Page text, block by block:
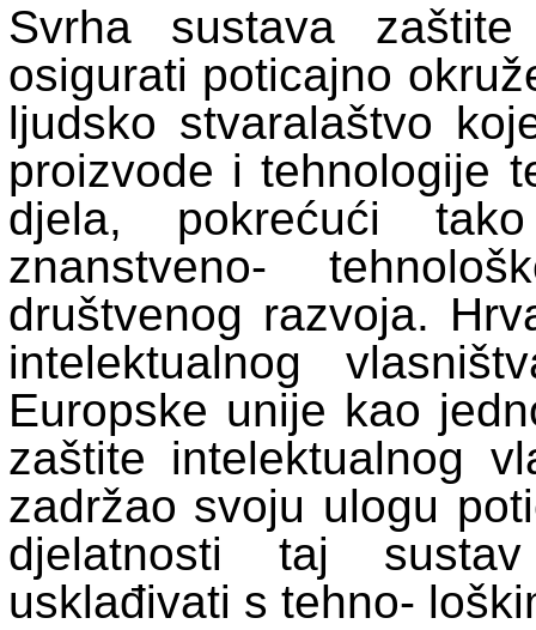
Svrha sustava
osigurati poticajno
ljudsko stvaralaštvo
proizvode i tehnologije
djela, pokrećući tako
znanstveno-
društvenog razvoja.
intelektualnog
Europske unije kao
zaštite intelektualnog
zadržao svoju ulogu
djelatnosti taj
usklađivati s tehno-